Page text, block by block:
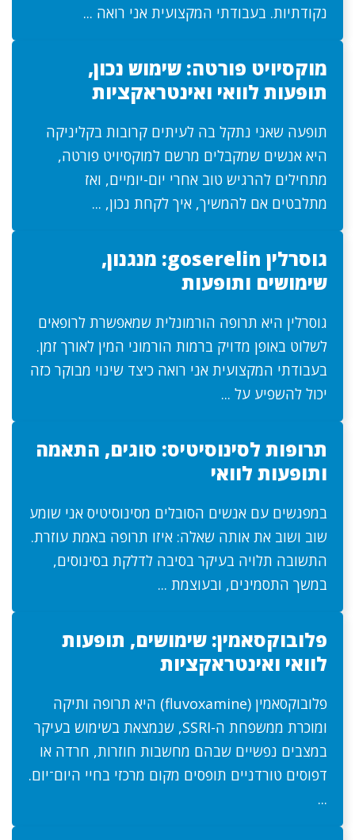
נקודתיות. בעבודתי המקצועית אני רואה ...
מוקסיויט פורטה: שימוש נכון,
תופעות לוואי ואינטראקציות
תופעה שאני נתקל בה לעיתים קרובות בקליניקה
היא אנשים שמקבלים מרשם למוקסיויט פורטה,
מתחילים להרגיש טוב אחרי יום-יומיים, ואז
מתלבטים אם להמשיך, איך לקחת נכון, ...
גוסרלין goserelin: מנגנון,
שימושים ותופעות
גוסרלין היא תרופה הורמונלית שמאפשרת לרופאים
לשלוט באופן מדויק ברמות הורמוני המין לאורך זמן.
בעבודתי המקצועית אני רואה כיצד שינוי מבוקר כזה
יכול להשפיע על ...
תרופות לסינוסיטיס: סוגים, התאמה
ותופעות לוואי
במפגשים עם אנשים הסובלים מסינוסיטיס אני שומע
שוב ושוב את אותה שאלה: איזו תרופה באמת עוזרת.
התשובה תלויה בעיקר בסיבה לדלקת בסינוסים,
במשך התסמינים, ובעוצמת ...
פלובוקסאמין: שימושים, תופעות
לוואי ואינטראקציות
פלובוקסאמין (fluvoxamine) היא תרופה ותיקה
ומוכרת ממשפחת ה-SSRI, שנמצאת בשימוש בעיקר
במצבים נפשיים שבהם מחשבות חוזרות, חרדה או
דפוסים טורדניים תופסים מקום מרכזי בחיי היום־יום.
...